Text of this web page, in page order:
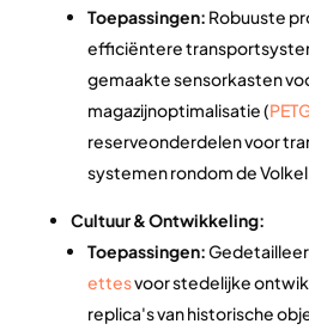
Toepassingen: Robuuste
efficiëntere
gemaakte sensorkasten
magazijnoptimalisatie (
reserveonderdelen voor
systemen rondom de Volkel
Cultuur & Ontwikkeling:
Toepassingen:
ettesvoor stedelijke
replica's van historische